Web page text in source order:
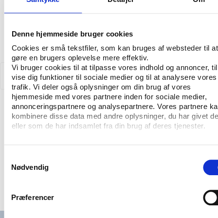
Denne hjemmeside bruger cookies
Cookies er små tekstfiler, som kan bruges af websteder til at
gøre en brugers oplevelse mere effektiv.
Vi bruger cookies til at tilpasse vores indhold og annoncer,
vise dig funktioner til sociale medier og til at analysere vores
trafik. Vi deler også oplysninger om din brug af vores
hjemmeside med vores partnere inden for sociale medier,
annonceringspartnere og analysepartnere. Vores partnere
kombinere disse data med andre oplysninger, du har givet
eller som de har indsamlet fra din brug af deres tjenester.
Nødvendig
Præferencer
T&V TEMA